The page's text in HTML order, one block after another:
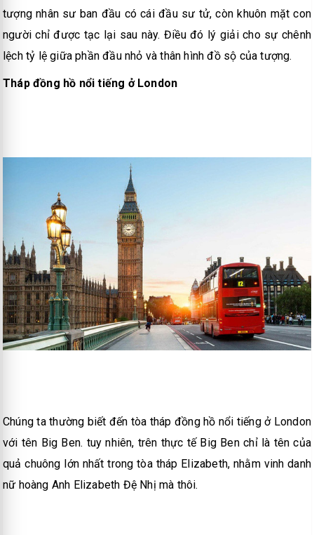
tượng nhân sư ban đầu có cái đầu sư tử, còn khuôn mặt con
người chỉ được tạc lại sau này. Điều đó lý giải cho sự chênh
lệch tỷ lệ giữa phần đầu nhỏ và thân hình đồ sộ của tượng.
Tháp đồng hồ nổi tiếng ở London
Chúng ta thường biết đến tòa tháp đồng hồ nổi tiếng ở London
với tên Big Ben. tuy nhiên, trên thực tế Big Ben chỉ là tên của
quả chuông lớn nhất trong tòa tháp Elizabeth, nhằm vinh danh
nữ hoàng Anh Elizabeth Đệ Nhị mà thôi.